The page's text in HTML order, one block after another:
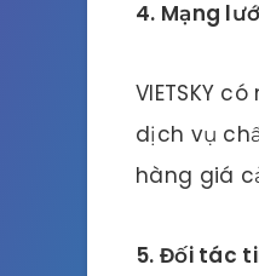
4. Mạng
VIETSKY
dịch vụ
hàng giá
5. Đối tác